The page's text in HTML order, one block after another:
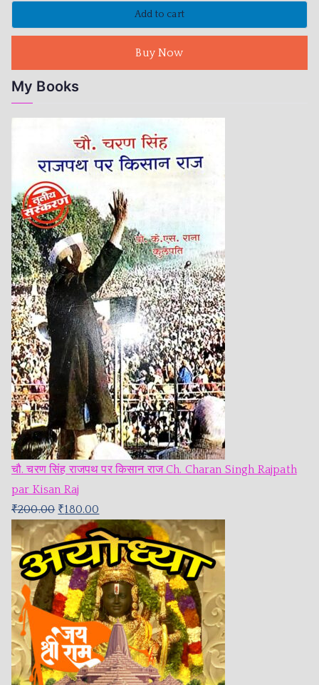
Add to cart
Buy Now
My Books
चौ. चरण सिंह राजपथ पर किसान राज Ch. Charan Singh Rajpath
par Kisan Raj
₹200.00 ₹180.00